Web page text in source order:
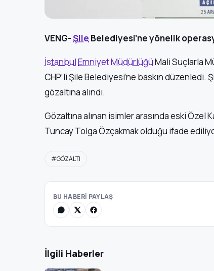
VENG-Şile Belediyesi’ne yönelik
İstanbulEmniyet MüdürlüğüMali Suçlarla
CHP’li Şile Belediyesi’ne baskın
gözaltına alındı.
Gözaltına alınan isimler arasında eski Özel
Tuncay Tolga Özçakmak olduğu ifade
#GÖZALTI
BU HABERİ PAYLAŞ
İlgili Haberler